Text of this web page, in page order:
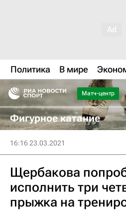
Политика В мире
Матч-центр
Фигурное катание
16:16 23.03.2021
Щербакова
исполнить три
прыжка на